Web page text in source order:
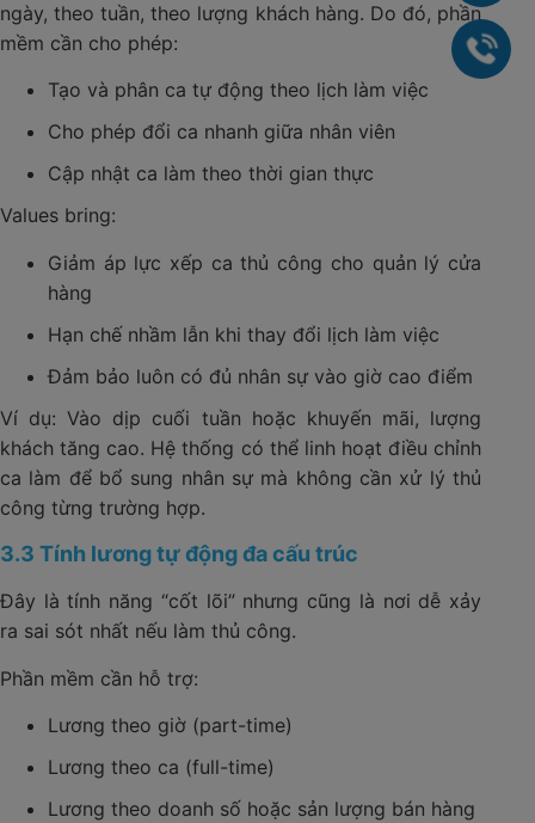
ngày, theo tuần, theo lượng khách hàng. Do đó, phần
mềm cần cho phép:
Tạo và phân ca tự động theo lịch làm việc
Cho phép đổi ca nhanh giữa nhân viên
Cập nhật ca làm theo thời gian thực
Values bring:
Giảm áp lực xếp ca thủ công cho quản lý cửa
hàng
Hạn chế nhầm lẫn khi thay đổi lịch làm việc
Đảm bảo luôn có đủ nhân sự vào giờ cao điểm
Ví dụ: Vào dịp cuối tuần hoặc khuyến mãi, lượng
khách tăng cao. Hệ thống có thể linh hoạt điều chỉnh
ca làm để bổ sung nhân sự mà không cần xử lý thủ
công từng trường hợp.
3.3 Tính lương tự động đa cấu trúc
Đây là tính năng “cốt lõi” nhưng cũng là nơi dễ xảy
ra sai sót nhất nếu làm thủ công.
Phần mềm cần hỗ trợ:
Lương theo giờ (part-time)
Lương theo ca (full-time)
Lương theo doanh số hoặc sản lượng bán hàng